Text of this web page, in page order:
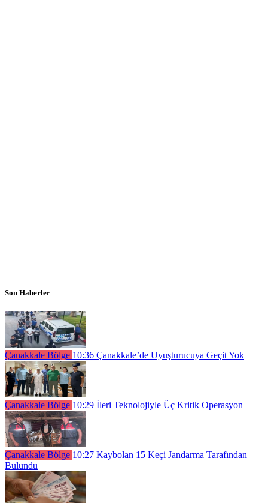
Son Haberler
Çanakkale Bölge 10:36 Çanakkale’de Uyuşturucuya Geçit Yok
Çanakkale Bölge 10:29 İleri Teknolojiyle Üç Kritik Operasyon
Çanakkale Bölge 10:27 Kaybolan 15 Keçi Jandarma Tarafından
Bulundu